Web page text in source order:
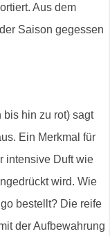
Aus dem
Saison gegessen
hin zu rot) sagt
Ein Merkmal für
intensive Duft wie
wird. Wie
bestellt? Die reife
der Aufbewahrung